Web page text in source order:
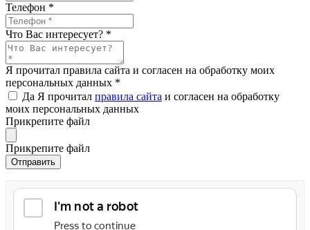
Телефон *
Что Вас интересует? *
Я прочитал правила сайта и согласен на обработку моих
персональных данных *
Да Я прочитал правила сайта и согласен на обработку
моих персональных данных
Прикрепите файл
Прикрепите файл